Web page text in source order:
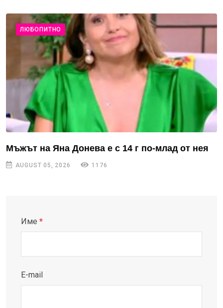
ЛЮБОПИТНО
Мъжът на Яна Донева е с 14 г по-млад от нея
AUGUST 05, 2026 1176
Име *
E-mail